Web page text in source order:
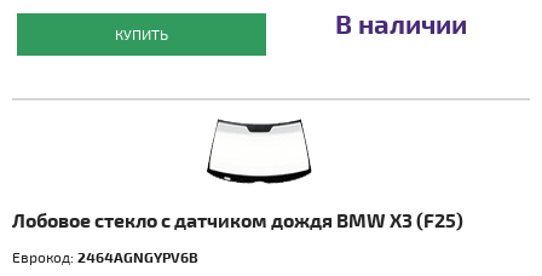
КУПИТЬ В наличии
Лобовое стекло с датчиком дождя BMW X3 (F25)
Еврокод: 2464AGNGYPV6B